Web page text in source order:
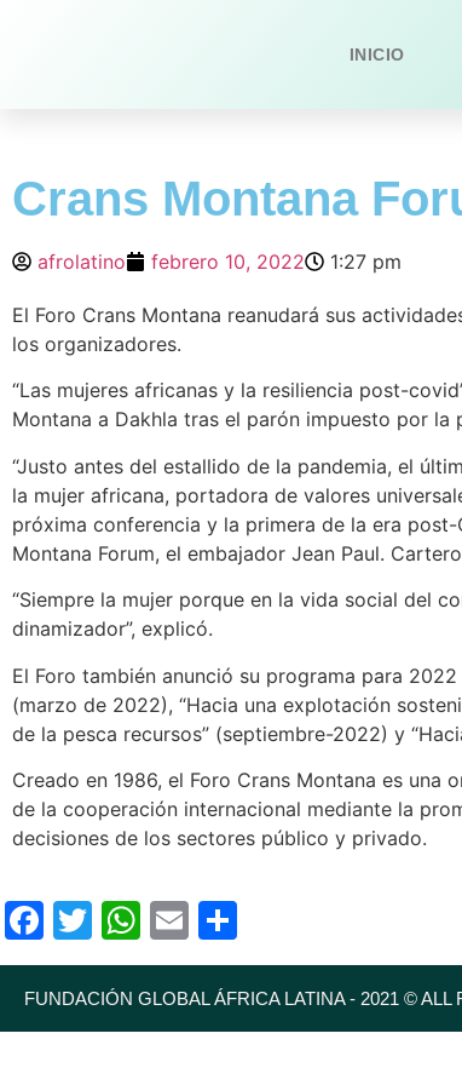
INICIO
Crans Montana
afrolatino febrero 10, 2022 1:27 pm
El Foro Crans Montana reanudará sus
los organizadores.
“Las mujeres africanas y la resiliencia post-
Montana a Dakhla tras el parón impuesto por la
“Justo antes del estallido de la pandemia, el
la mujer africana, portadora de valores
próxima conferencia y la primera de la era
Montana Forum, el embajador Jean Paul.
“Siempre la mujer porque en la vida social del
dinamizador”, explicó.
El Foro también anunció su programa para
(marzo de 2022), “Hacia una explotación
de la pesca recursos” (septiembre-2022) y
Creado en 1986, el Foro Crans Montana es
de la cooperación internacional mediante la
decisiones de los sectores público y privado.
Facebook
Twitter
WhatsApp
Email
FUNDACIÓN GLOBAL ÁFRICA LATINA - 2021 ©